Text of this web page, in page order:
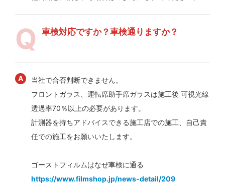
車検対応ですか？車検通りますか？
当社で合否判断できません。
フロントガラス、運転席助手席ガラスは施工後 可視光線
透過率70％以上の必要があります。
計測器を持ちアドバイスできる施工店での施工、自己責
任での施工をお願いいたします。
ゴーストフィルムはなぜ車検に通る
https://www.filmshop.jp/news-detail/209